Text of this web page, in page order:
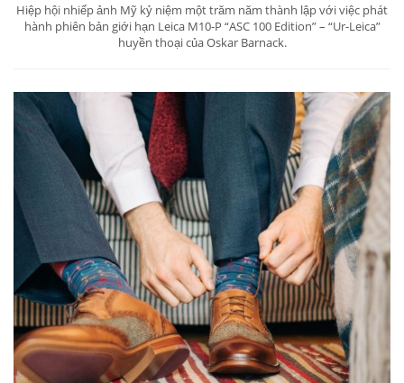
Hiệp hội nhiếp ảnh Mỹ kỷ niệm một trăm năm thành lập với việc phát
hành phiên bản giới hạn Leica M10-P “ASC 100 Edition” – “Ur-Leica”
huyền thoại của Oskar Barnack.